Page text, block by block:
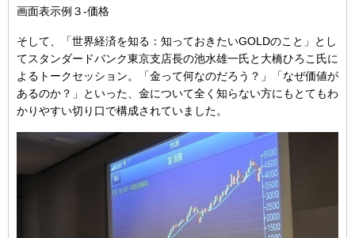
画面表示例３-価格
そして、「世界経済を知る：知っておきたいGOLDのこと」とし
てスタンダードバンク東京支店長の池水雄一氏と大橋ひろこ氏に
よるトークセッション。「金って何なのだろう？」「なぜ価値が
あるのか？」といった、金について全く知らない方にもとてもわ
かりやすい切り口で構成されていました。